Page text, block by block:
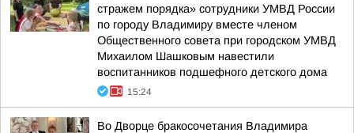
стражем порядка» сотрудники УМВД России
по городу Владимиру вместе членом
Общественного совета при городском УМВД
Михаилом Шашковым навестили
воспитанников подшефного детского дома
15:24
Во Дворце бракосочетания Владимира